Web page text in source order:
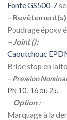
Fonte GS500-7
–
Poudrage époxy
– Joint ():
Caoutchouc
Bride stop en
– Pression
PN 10 , 16 ou 25.
– Option :
Marquage à la